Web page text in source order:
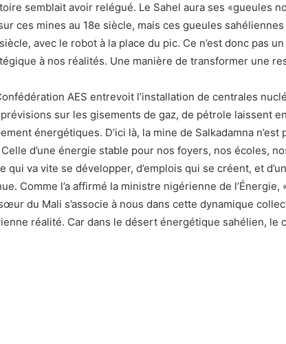
semblait avoir relégué. Le Sahel aura ses «gueules
ces mines au 18e siècle, mais ces gueules
avec le robot à la place du pic. Ce n’est donc pas
à nos réalités. Une manière de transformer une
AES entrevoit l’installation de centrales
sur les gisements de gaz, de pétrole laissent
énergétiques. D’ici là, la mine de Salkadamna n’est
d’une énergie stable pour nos foyers, nos écoles,
qui va vite se développer, d’emplois qui se créent, et
Comme l’a affirmé la ministre nigérienne de l’Énergie,
du Mali s’associe à nous dans cette dynamique
réalité. Car dans le désert énergétique sahélien, le